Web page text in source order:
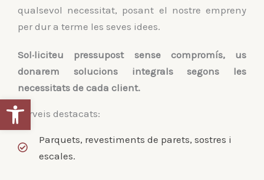
Obre la barra d'eines
qualsevol necessitat, posant el nostre empreny
per dur a terme les seves idees.
Sol·liciteu pressupost sense compromís, us
donarem solucions integrals segons les
necessitats de cada client.
Serveis destacats:
Parquets, revestiments de parets, sostres i
escales.